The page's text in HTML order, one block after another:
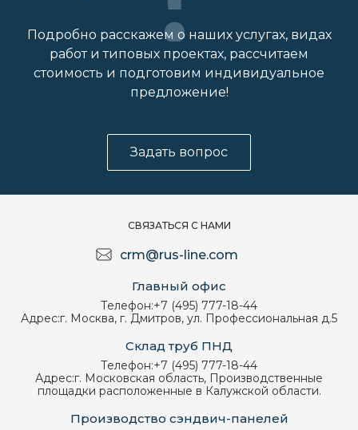
Подробно расскажем о наших услугах, видах
работ и типовых проектах, рассчитаем
стоимость и подготовим индивидуальное
предложение!
Задать вопрос
СВЯЗАТЬСЯ С НАМИ
crm@rus-line.com
Главный офис
Телефон:+7 (495) 777-18-44
Адрес:г. Москва, г. Дмитров, ул. Профессиональная д.5
Склад труб ПНД
Телефон:+7 (495) 777-18-44
Адрес:г. Московская область, Производственные
площадки расположенные в Калужской области.
Производство сэндвич-панелей